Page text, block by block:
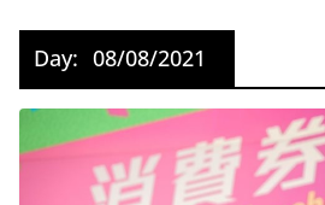
Day: 08/08/2021